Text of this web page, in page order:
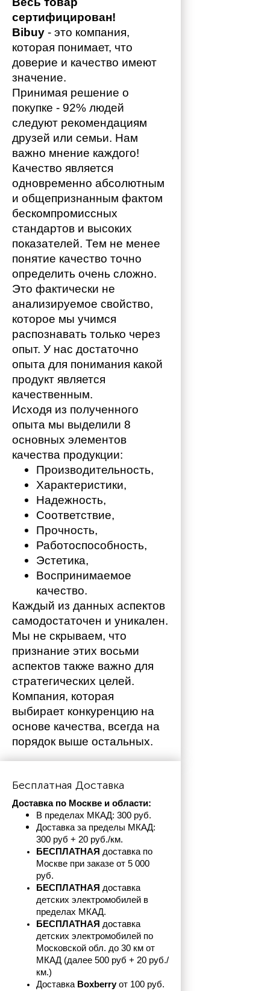
сертифицирован!
Bibuy - это компания,
которая понимает, что
доверие и качество имеют
значение.
Принимая решение о
покупке - 92% людей
следуют рекомендациям
друзей или семьи. Нам
важно мнение каждого!
Качество является
одновременно абсолютным
и общепризнанным фактом
бескомпромиссных
стандартов и высоких
показателей. Тем не менее
понятие качество точно
определить очень сложно.
Это фактически не
анализируемое свойство,
которое мы учимся
распознавать только через
опыт. У нас достаточно
опыта для понимания какой
продукт является
качественным.
Исходя из полученного
опыта мы выделили 8
основных элементов
качества продукции:
Производительность,
Характеристики,
Надежность,
Соответствие,
Прочность,
Работоспособность,
Эстетика,
Воспринимаемое
качество.
Каждый из данных аспектов
самодостаточен и уникален.
Мы не скрываем, что
признание этих восьми
аспектов также важно для
стратегических целей.
Компания, которая
выбирает конкуренцию на
основе качества, всегда на
порядок выше остальных.
Бесплатная Доставка
Доставка по Москве и области:
В пределах МКАД: 300 руб.
Доставка за пределы МКАД:
300 руб + 20 руб./км.
БЕСПЛАТНАЯ доставка по
Москве при заказе от 5 000
руб.
БЕСПЛАТНАЯ доставка
детских электромобилей в
пределах МКАД.
БЕСПЛАТНАЯ доставка
детских электромобилей по
Московской обл. до 30 км от
МКАД (далее 500 руб + 20 руб./
км.)
Доставка Boxberry от 100 руб.